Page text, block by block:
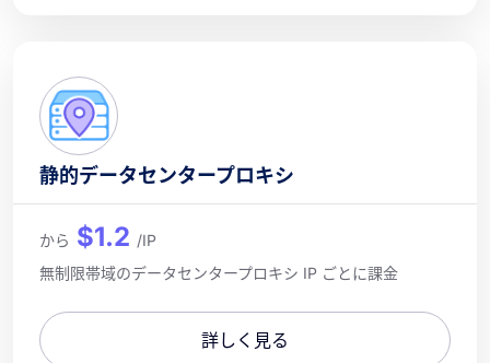
静的データセンタープロキシ
から $1.2 /IP
無制限帯域のデータセンタープロキシ IP ごとに課金
詳しく見る